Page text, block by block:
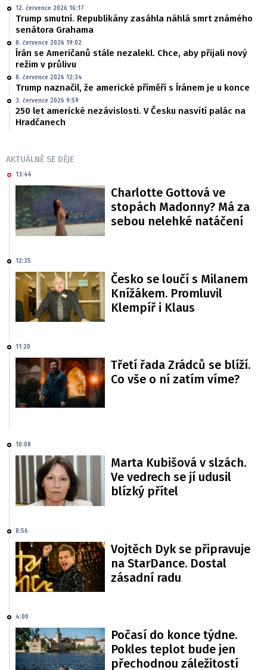
12. července 2026 16:17
Trump smutní. Republikány zasáhla náhlá smrt známého
senátora Grahama
8. července 2026 19:02
Írán se Američanů stále nezalekl. Chce, aby přijali nový
režim v průlivu
8. července 2026 12:34
Trump naznačil, že americké příměří s Íránem je u konce
3. července 2026 9:59
250 let americké nezávislosti. V Česku nasvítí palác na
Hradčanech
AKTUÁLNĚ SE DĚJE
13:46
Charlotte Gottová ve
stopách Madonny? Má za
sebou nelehké natáčení
12:35
Česko se loučí s Milanem
Knížákem. Promluvil
Klempíř i Klaus
11:20
Třetí řada Zrádců se blíží.
Co vše o ní zatím víme?
10:08
Marta Kubišová v slzách.
Ve vedrech se jí udusil
blízký přítel
8:56
Vojtěch Dyk se připravuje
na StarDance. Dostal
zásadní radu
4:00
Počasí do konce týdne.
Pokles teplot bude jen
přechodnou záležitostí